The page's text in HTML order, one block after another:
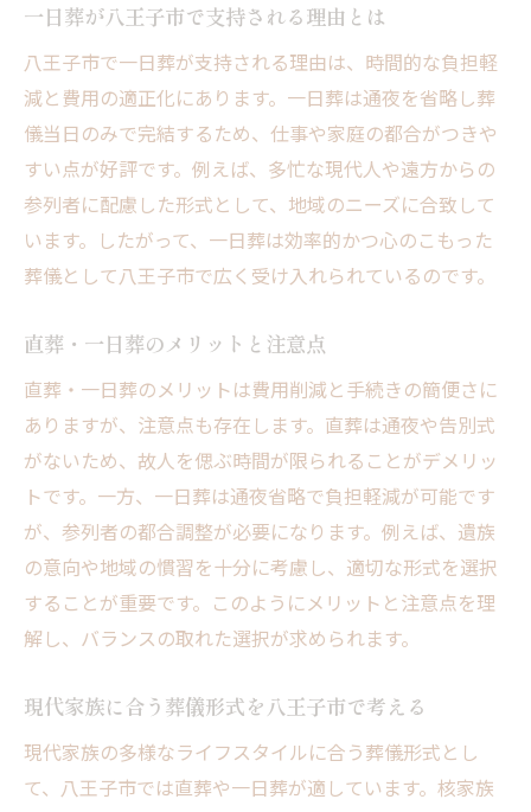
一日葬が八王子市で支持される理由とは
八王子市で一日葬が支持される理由は、時間的な負担軽
減と費用の適正化にあります。一日葬は通夜を省略し葬
儀当日のみで完結するため、仕事や家庭の都合がつきや
すい点が好評です。例えば、多忙な現代人や遠方からの
参列者に配慮した形式として、地域のニーズに合致して
います。したがって、一日葬は効率的かつ心のこもった
葬儀として八王子市で広く受け入れられているのです。
直葬・一日葬のメリットと注意点
直葬・一日葬のメリットは費用削減と手続きの簡便さに
ありますが、注意点も存在します。直葬は通夜や告別式
がないため、故人を偲ぶ時間が限られることがデメリッ
トです。一方、一日葬は通夜省略で負担軽減が可能です
が、参列者の都合調整が必要になります。例えば、遺族
の意向や地域の慣習を十分に考慮し、適切な形式を選択
することが重要です。このようにメリットと注意点を理
解し、バランスの取れた選択が求められます。
現代家族に合う葬儀形式を八王子市で考える
現代家族の多様なライフスタイルに合う葬儀形式とし
て、八王子市では直葬や一日葬が適しています。核家族